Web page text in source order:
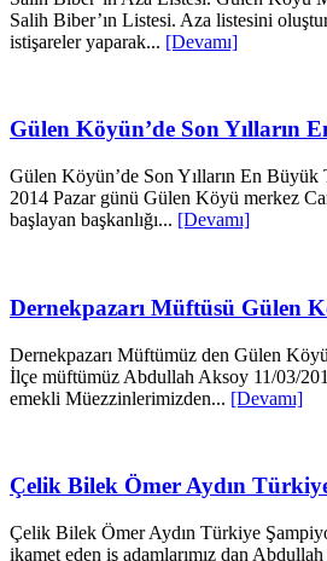
Salih Biber’ın Listesi. Aza listesini
istişareler yaparak... [Devamı]
Gülen Köyün’de Son Yılların
Gülen Köyün’de Son Yılların En Büyük
2014 Pazar günü Gülen Köyü merkez
başlayan başkanlığı... [Devamı]
Dernekpazarı Müftüsü Gülen
Dernekpazarı Müftümüz den Gülen
İlçe müftümüz Abdullah Aksoy 11/03/
emekli Müezzinlerimizden... [Devamı]
Çelik Bilek Ömer Aydın
Çelik Bilek Ömer Aydın Türkiye
ikamet eden iş adamlarımız dan